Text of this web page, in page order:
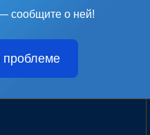
сообщите о ней!